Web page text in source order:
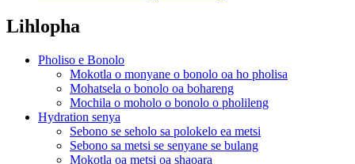
Lihlopha
Pholiso e Bonolo
Mokotla o monyane o bonolo oa ho pholisa
Mohatsela o bonolo oa bohareng
Mochila o moholo o bonolo o pholileng
Hydration senya
Sebono se seholo sa polokelo ea metsi
Sebono sa metsi se senyane se bulang
Mokotla oa metsi oa shaoara